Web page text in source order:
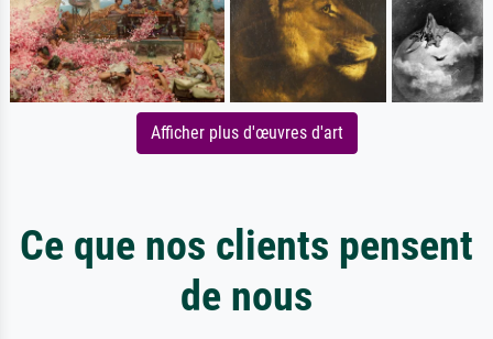
Afficher plus d'œuvres d'art
Ce que nos clients pensent
de nous